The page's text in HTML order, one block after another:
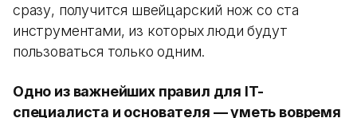
сразу, получится швейцарский нож со ста
инструментами, из которых люди будут
пользоваться только одним.
Одно из важнейших правил для IT-
специалиста и основателя — уметь вовремя